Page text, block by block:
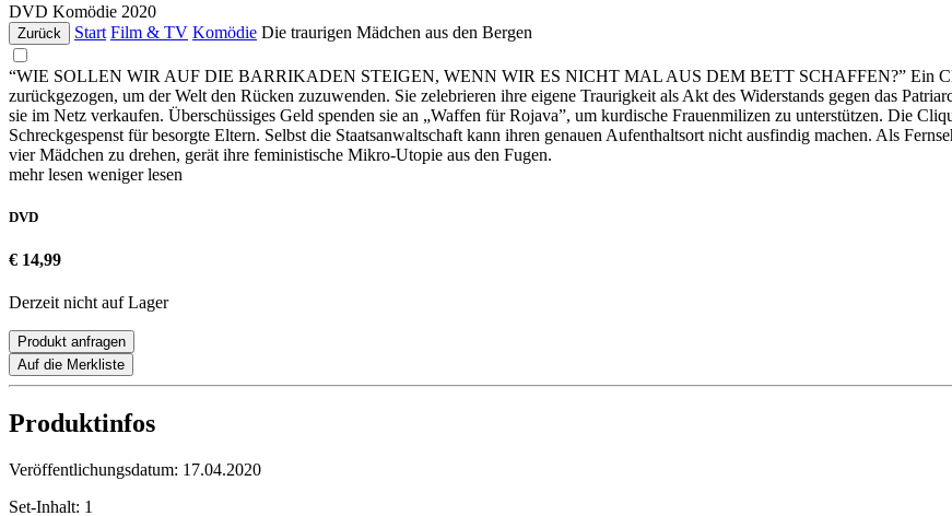
DVD Komödie 2020
Zurück Start Film & TV Komödie Die traurigen Mädchen aus den Bergen
“WIE SOLLEN WIR AUF DIE BARRIKADEN STEIGEN, WENN WIR ES NICHT MAL AUS DEM BETT SCHAFFEN?” Ein
zurückgezogen, um der Welt den Rücken zuzuwenden. Sie zelebrieren ihre eigene Traurigkeit als Akt des Widerstands gegen das
sie im Netz verkaufen. Überschüssiges Geld spenden sie an „Waffen für Rojava”, um kurdische Frauenmilizen zu unterstützen. Die
Schreckgespenst für besorgte Eltern. Selbst die Staatsanwaltschaft kann ihren genauen Aufenthaltsort nicht ausfindig machen. Als
vier Mädchen zu drehen, gerät ihre feministische Mikro-Utopie aus den Fugen.
mehr lesen weniger lesen
DVD
€ 14,99
Derzeit nicht auf Lager
Produkt anfragen
Auf die Merkliste
Produktinfos
Veröffentlichungsdatum: 17.04.2020
Set-Inhalt: 1